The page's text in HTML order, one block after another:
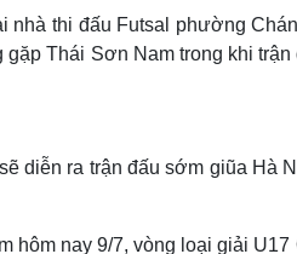
nhà thi đấu Futsal phường
Thái Sơn Nam trong khi
diễn ra trận đấu sớm giũa Hà
hôm nay 9/7, vòng loại giải